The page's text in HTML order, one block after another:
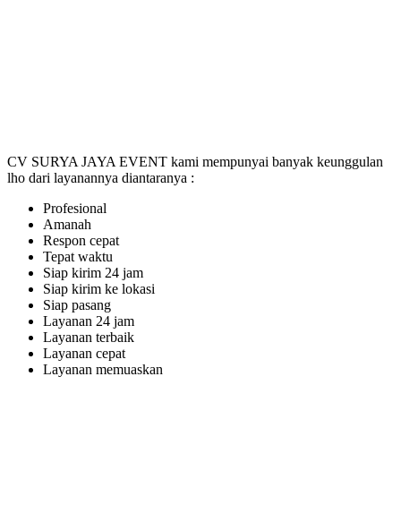
CV SURYA JAYA EVENT kami mempunyai banyak keunggulan
lho dari layanannya diantaranya :
Profesional
Amanah
Respon cepat
Tepat waktu
Siap kirim 24 jam
Siap kirim ke lokasi
Siap pasang
Layanan 24 jam
Layanan terbaik
Layanan cepat
Layanan memuaskan